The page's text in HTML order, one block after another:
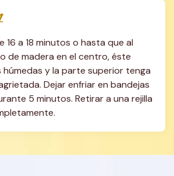
16 a 18 minutos o hasta que al
de madera en el centro, éste
húmedas y la parte superior tenga
Dejar enfriar en bandejas
5 minutos. Retirar a una rejilla